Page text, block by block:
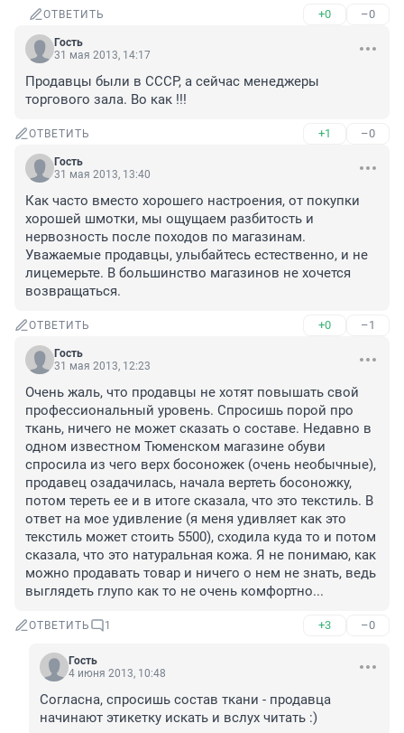
ОТВЕТИТЬ +0 –0
Гость
31 мая 2013, 14:17
Продавцы были в СССР, а сейчас менеджеры
торгового зала. Во как !!!
ОТВЕТИТЬ +1 –0
Гость
31 мая 2013, 13:40
Как часто вместо хорошего настроения, от покупки
хорошей шмотки, мы ощущаем разбитость и
нервозность после походов по магазинам.
Уважаемые продавцы, улыбайтесь естественно, и не
лицемерьте. В большинство магазинов не хочется
возвращаться.
ОТВЕТИТЬ +0 –1
Гость
31 мая 2013, 12:23
Очень жаль, что продавцы не хотят повышать свой
профессиональный уровень. Спросишь порой про
ткань, ничего не может сказать о составе. Недавно в
одном известном Тюменском магазине обуви
спросила из чего верх босоножек (очень необычные),
продавец озадачилась, начала вертеть босоножку,
потом тереть ее и в итоге сказала, что это текстиль. В
ответ на мое удивление (я меня удивляет как это
текстиль может стоить 5500), сходила куда то и потом
сказала, что это натуральная кожа. Я не понимаю, как
можно продавать товар и ничего о нем не знать, ведь
выглядеть глупо как то не очень комфортно...
ОТВЕТИТЬ 1 +3 –0
Гость
4 июня 2013, 10:48
Согласна, спросишь состав ткани - продавца
начинают этикетку искать и вслух читать :)